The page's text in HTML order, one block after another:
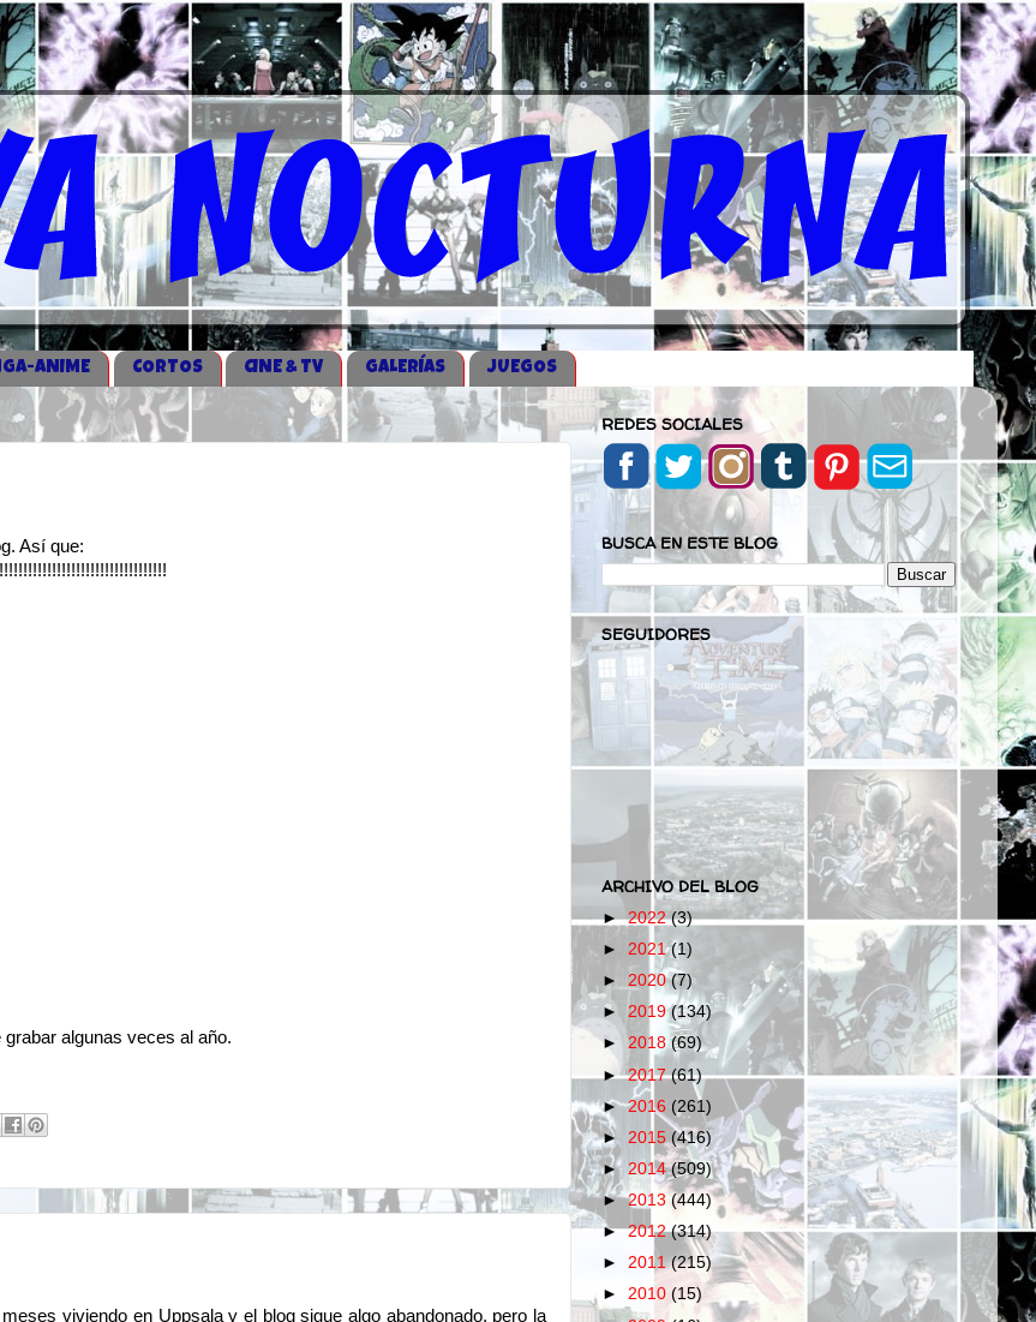
ANIME CORTOS CINE & TV GALERÍAS JUEGOS
Así que:
algunas veces al año.
viviendo en Uppsala y el blog sigue algo abandonado, pero la
REDES SOCIALES
BUSCA EN ESTE BLOG
SEGUIDORES
ARCHIVO DEL BLOG
►2022(3)
► 2021(1)
► 2020(7)
► 2019(134)
► 2018(69)
►2017(61)
►2016 (261)
► 2015 (416)
► 2014(509)
►2013 (444)
►2012(314)
► 2011(215)
► 2010 (15)